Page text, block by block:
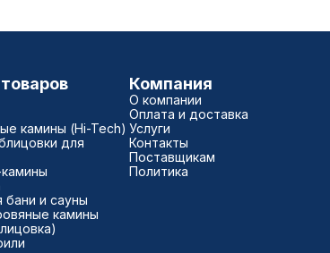
камины (Hi-Tech)
для
бани и сауны
камины
Компания
О компании
Оплата и доставка
Услуги
Контакты
Поставщикам
Политика